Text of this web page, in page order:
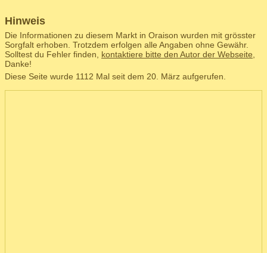
Hinweis
Die Informationen zu diesem Markt in Oraison wurden mit grösster
Sorgfalt erhoben. Trotzdem erfolgen alle Angaben ohne Gewähr.
Solltest du Fehler finden, kontaktiere bitte den Autor der Webseite
Danke!
Diese Seite wurde 1112 Mal seit dem 20. März aufgerufen.